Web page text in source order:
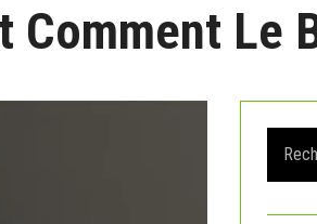
Comment Le
a
r